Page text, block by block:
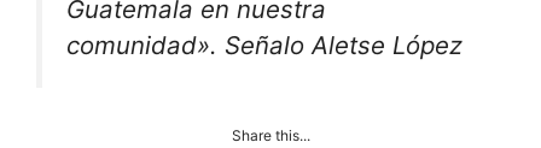
Guatemala en nuestra
comunidad». Señalo Aletse López
Share this...